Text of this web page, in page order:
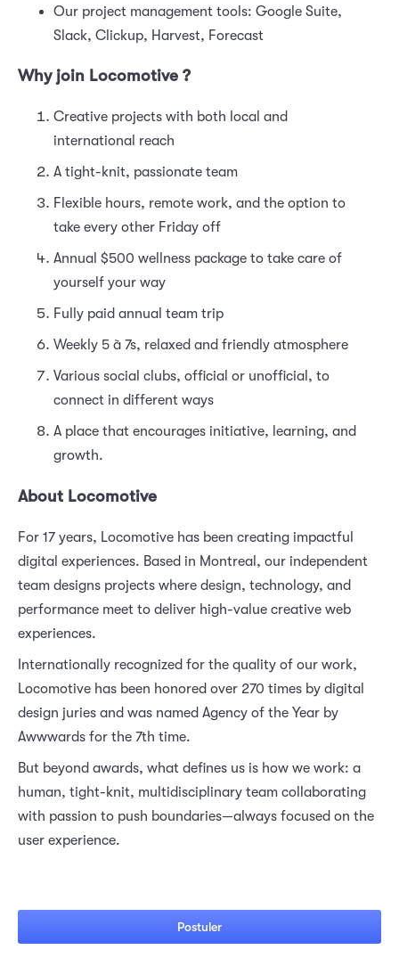
Our project management tools: Google Suite,
Slack, Clickup, Harvest, Forecast
Why join Locomotive ?
Creative projects with both local and
international reach
A tight-knit, passionate team
Flexible hours, remote work, and the option to
take every other Friday off
Annual $500 wellness package to take care of
yourself your way
Fully paid annual team trip
Weekly 5 à 7s, relaxed and friendly atmosphere
Various social clubs, official or unofficial, to
connect in different ways
A place that encourages initiative, learning, and
growth.
About Locomotive
For 17 years, Locomotive has been creating impactful
digital experiences. Based in Montreal, our independent
team designs projects where design, technology, and
performance meet to deliver high-value creative web
experiences.
Internationally recognized for the quality of our work,
Locomotive has been honored over 270 times by digital
design juries and was named Agency of the Year by
Awwwards for the 7th time.
But beyond awards, what defines us is how we work: a
human, tight-knit, multidisciplinary team collaborating
with passion to push boundaries—always focused on the
user experience.
Postuler